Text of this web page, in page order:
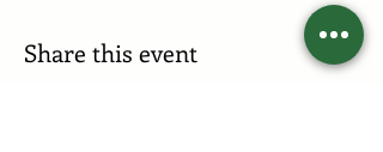
Share this event